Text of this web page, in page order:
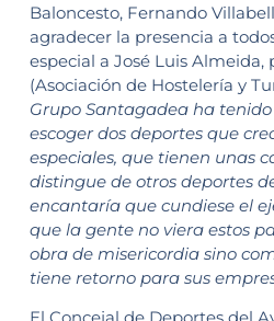
Baloncesto, Fernando
agradecer la presencia a
especial a José Luis Almeida,
(Asociación de Hostelería y
Grupo Santagadea ha
escoger dos deportes que
especiales, que tienen unas
distingue de otros deportes
encantaría que cundiese el
que la gente no viera estos
obra de misericordia sino
tiene retorno para sus